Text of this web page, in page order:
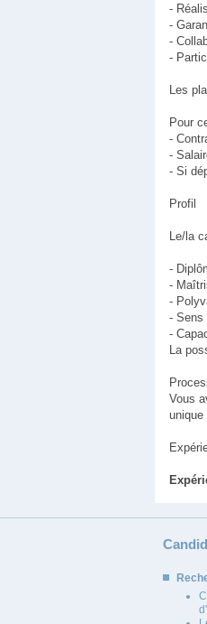
-
-
-
-
Les
Pour
-
-
- Si
Profil
Le/la
-
-
-
- Sens
-
La
Vous